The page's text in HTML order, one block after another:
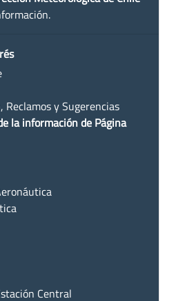
y Sugerencias
la información de Página
Central